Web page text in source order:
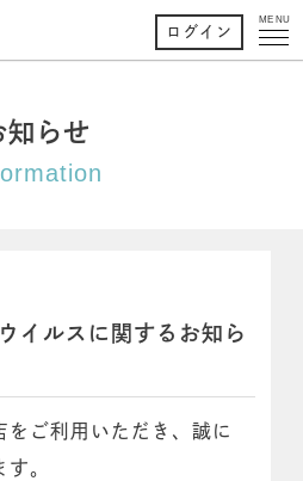
MENU
ログイン
知らせ
イルスに関するお知ら
をご利用いただき、誠に
。